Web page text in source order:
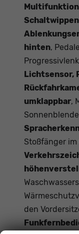
hinten,
Lichtsensor,
umklappbar,
Stoßfänger im
den